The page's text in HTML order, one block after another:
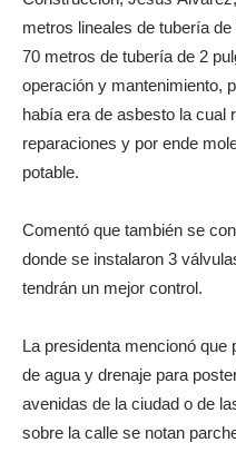
metros lineales de tubería
70 metros de tubería de 2
operación y mantenimiento,
había era de asbesto la cual
reparaciones y por ende
potable.
Comentó que también se
donde se instalaron 3
tendrán un mejor control.
La presidenta mencionó que
de agua y drenaje para
avenidas de la ciudad o de
sobre la calle se notan